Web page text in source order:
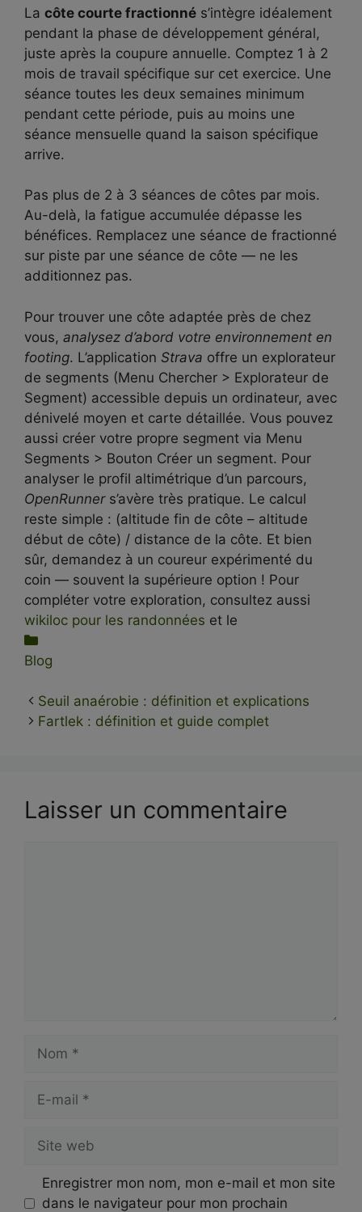
La côte courte fractionné s’intègre idéalement
pendant la phase de développement général,
juste après la coupure annuelle. Comptez 1 à 2
mois de travail spécifique sur cet exercice. Une
séance toutes les deux semaines minimum
pendant cette période, puis au moins une
séance mensuelle quand la saison spécifique
arrive.
Pas plus de 2 à 3 séances de côtes par mois.
Au-delà, la fatigue accumulée dépasse les
bénéfices. Remplacez une séance de fractionné
sur piste par une séance de côte — ne les
additionnez pas.
Pour trouver une côte adaptée près de chez
vous, analysez d’abord votre environnement en
footing. L’application Strava offre un explorateur
de segments (Menu Chercher > Explorateur de
Segment) accessible depuis un ordinateur, avec
dénivelé moyen et carte détaillée. Vous pouvez
aussi créer votre propre segment via Menu
Segments > Bouton Créer un segment. Pour
analyser le profil altimétrique d’un parcours,
OpenRunners’avère très pratique. Le calcul
reste simple : (altitude fin de côte – altitude
début de côte) / distance de la côte. Et bien
sûr, demandez à un coureur expérimenté du
coin — souvent la supérieure option ! Pour
compléter votre exploration, consultez aussi
wikiloc pour les randonnées et le
Catégories
Blog
Seuil anaérobie : définition et explications
Fartlek : définition et guide complet
Laisser un commentaire
Nom
Site
Enregistrer mon nom, mon e-mail et mon site
dans le navigateur pour mon prochain